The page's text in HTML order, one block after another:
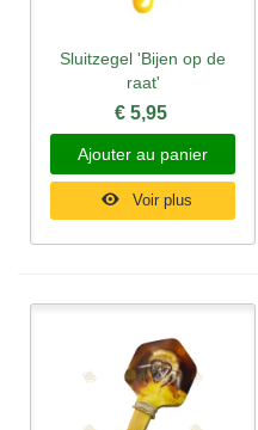
Sluitzegel 'Bijen op de
raat'
€ 5,95
Ajouter au panier
Voir plus